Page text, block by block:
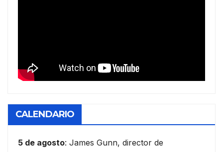
CALENDARIO
5 de agosto: James Gunn, director de